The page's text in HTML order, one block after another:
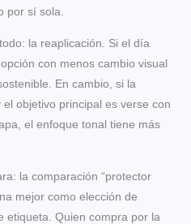
por sí sola.
la reaplicación. Si el día
con menos cambio visual
En cambio, si la
objetivo principal es verse con
el enfoque tonal tiene más
la comparación “protector
mejor como elección de
etiqueta. Quien compra por la